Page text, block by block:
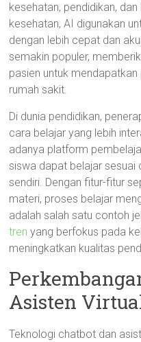
kesehatan, pendidikan,
kesehatan, AI digunakan
dengan lebih cepat dan
semakin populer,
pasien untuk
rumah sakit.
Di dunia pendidikan,
cara belajar yang lebih
adanya platform
siswa dapat belajar
sendiri. Dengan fitur-fitur
materi, proses belajar
adalah salah satu contoh
tren yang berfokus pada
meningkatkan kualitas
Asisten
Teknologi chatbot dan